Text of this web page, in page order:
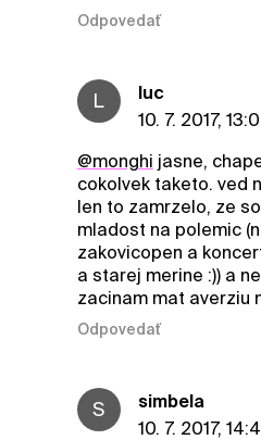
Odpovedať
L
luc
10. 7. 2017,
@monghi jasne,
cokolvek taketo. ved
len to zamrzelo, ze
mladost na polemic
zakovicopen a
a starej merine :)) a
zacinam mat averziu
Odpovedať
S
simbela
10. 7. 2017,